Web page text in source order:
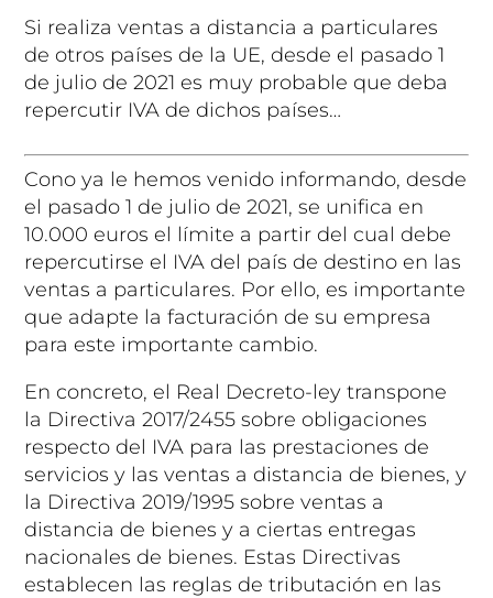
Si realiza ventas a distancia a particulares
de otros países de la UE, desde el pasado 1
de julio de 2021 es muy probable que deba
repercutir IVA de dichos países…
Cono ya le hemos venido informando, desde
el pasado 1 de julio de 2021, se unifica en
10.000 euros el límite a partir del cual debe
repercutirse el IVA del país de destino en las
ventas a particulares. Por ello, es importante
que adapte la facturación de su empresa
para este importante cambio.
En concreto, el Real Decreto-ley transpone
la Directiva 2017/2455 sobre obligaciones
respecto del IVA para las prestaciones de
servicios y las ventas a distancia de bienes, y
la Directiva 2019/1995 sobre ventas a
distancia de bienes y a ciertas entregas
nacionales de bienes. Estas Directivas
establecen las reglas de tributación en las